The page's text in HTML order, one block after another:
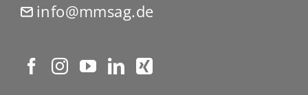
info@mmsag.de